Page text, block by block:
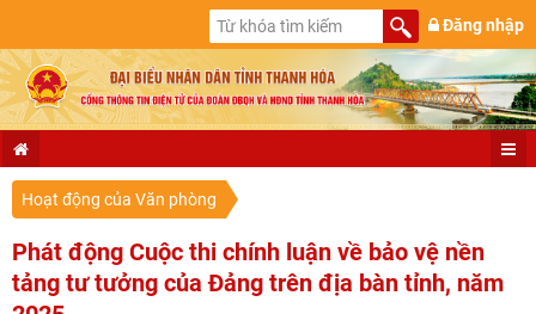
Đăng nhập
Hoạt động của Văn phòng
Phát động Cuộc thi chính luận về bảo vệ nền
tảng tư tưởng của Đảng trên địa bàn tỉnh, năm